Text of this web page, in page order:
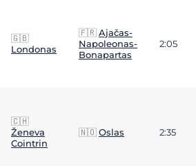
🇬🇧
Londonas
🇫🇷Ajačas-
Napoleonas-
Bonapartas
2:05
🇨🇭
Ženeva
Cointrin
🇳🇴Oslas 2:35